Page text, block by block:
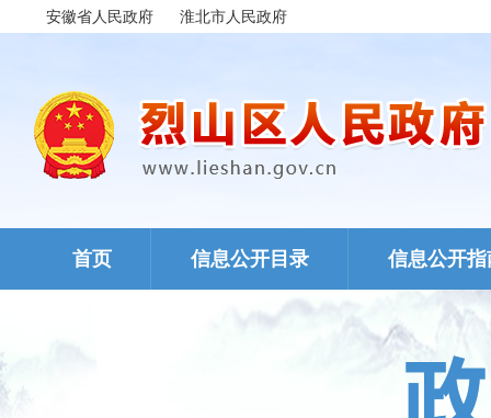
安徽省人民政府 淮北市人民政府
首页 信息公开目录 信息公开指